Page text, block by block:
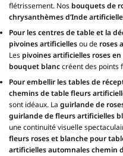
flétrissement. Nos bouquets de
chrysanthèmes d’Inde
Pour les centres de table et la
pivoines artificiellesou de roses
Les pivoines artificielles roses
bouquet blanccréent des points
Pour embellir les tables de
chemins de table fleurs
sont idéaux. La guirlande de
guirlande de fleurs artificielles
une continuité visuelle
fleurs roses et blanche pour
artificielles automnales chemin